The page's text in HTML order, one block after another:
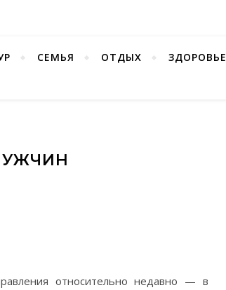
СЕМЬЯ ОТДЫХ ЗДОРОВЬЕ
относительно недавно — в